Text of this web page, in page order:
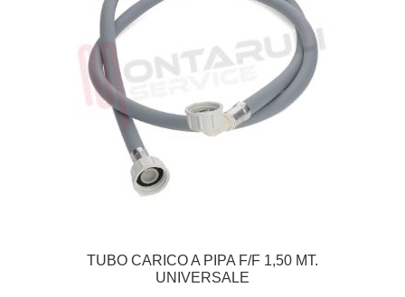
TUBO CARICO A PIPA F/F 1,50 MT.
UNIVERSALE